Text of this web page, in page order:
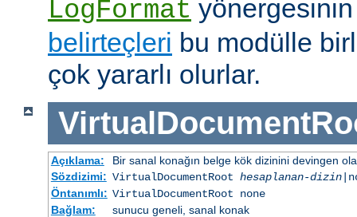
LogFormat
belirteçleri bu modülle
çok yararlı olurlar.
Açıklama:
Bir sanal konağın belge kök dizinini devingen
Sözdizimi: VirtualDocumentRoot hesaplanan-dizin
Öntanımlı: VirtualDocumentRoot none
Bağlam:
sunucu geneli, sanal konak